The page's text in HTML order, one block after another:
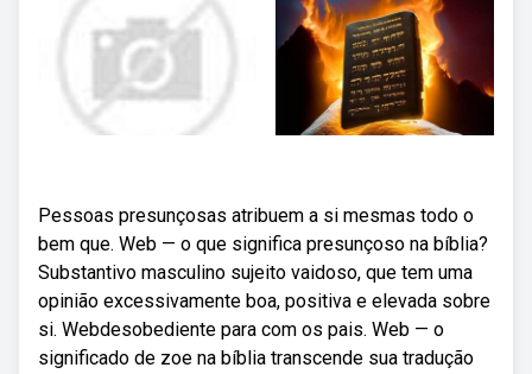
Pessoas presunçosas atribuem a si mesmas todo o
bem que. Web — o que significa presunçoso na bíblia?
Substantivo masculino sujeito vaidoso, que tem uma
opinião excessivamente boa, positiva e elevada sobre
si. Webdesobediente para com os pais. Web — o
significado de zoe na bíblia transcende sua tradução